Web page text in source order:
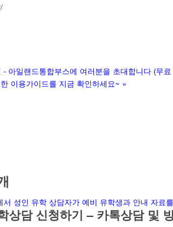
아일랜드통합부스에 여러분을 초대합니다 (무
이용가이드를 지금 확인하세요~ »
상담 신청하기 – 카톡상담 및